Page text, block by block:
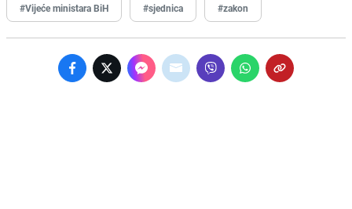
#Vijeće ministara BiH #sjednica #zakon